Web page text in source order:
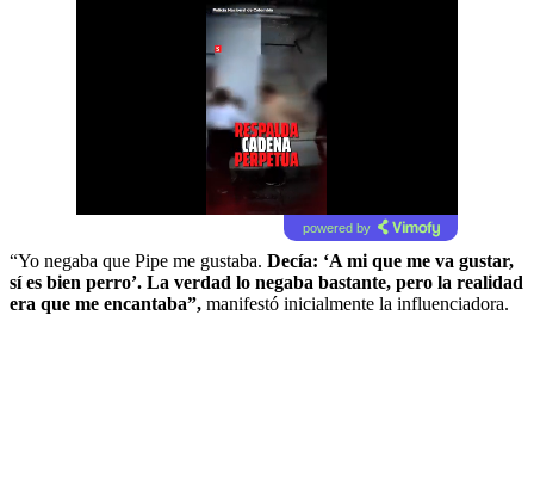
powered by
“Yo negaba que Pipe me gustaba. Decía: ‘A mi que me va gustar,
sí es bien perro’. La verdad lo negaba bastante, pero la realidad
era que me encantaba”, manifestó inicialmente la influenciadora.